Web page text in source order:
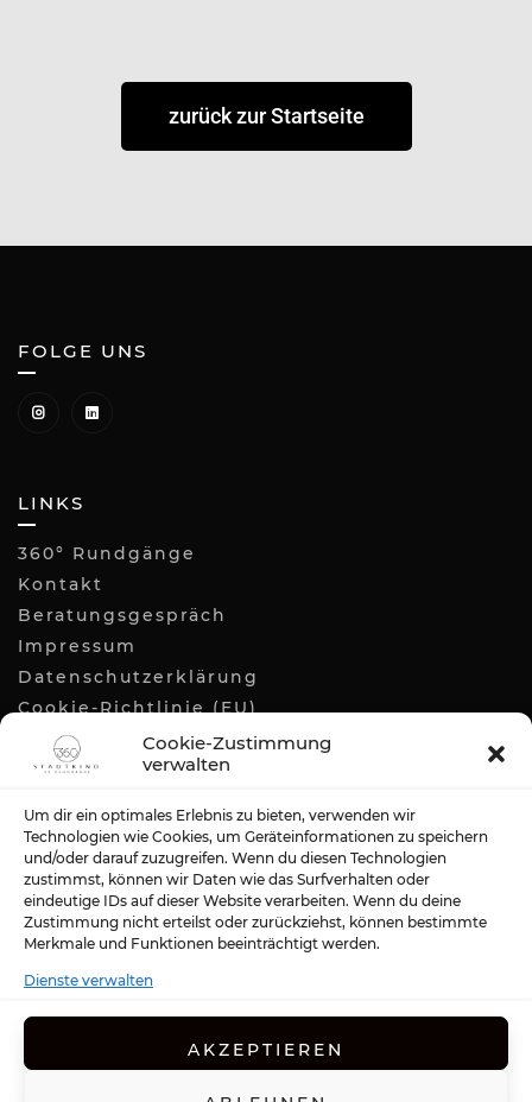
Cookie-Zustimmung
verwalten
Um dir ein optimales Erlebnis zu bieten, verwenden wir
Technologien wie Cookies, um Geräteinformationen zu speichern
und/oder darauf zuzugreifen. Wenn du diesen Technologien
zustimmst, können wir Daten wie das Surfverhalten oder
eindeutige IDs auf dieser Website verarbeiten. Wenn du deine
Zustimmung nicht erteilst oder zurückziehst, können bestimmte
Merkmale und Funktionen beeinträchtigt werden.
Dienste verwalten
AKZEPTIEREN
zurück zur Startseite
FOLGE UNS
LINKS
360° Rundgänge
Kontakt
Beratungsgespräch
Impressum
Datenschutzerklärung
Cookie-Richtlinie (EU)
KONTAKT
T : 0162 / 980 08 12
E : info@stadtkind360.de
STADTKIND360 GBR
Kronenstraße 14
01129 Dresden